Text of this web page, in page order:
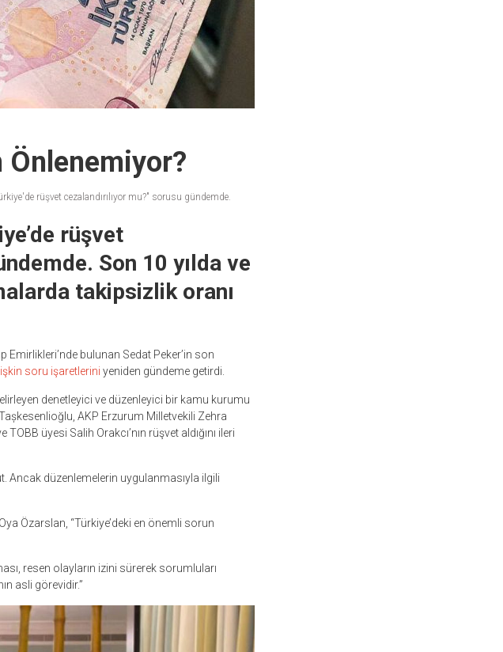
Önlenemiyor?
rüşvet cezalandırılıyor mu?" sorusu gündemde.
rüşvet
Son 10 yılda ve
takipsizlik oranı
bulunan Sedat Peker’in son
soru işaretlerini yeniden gündeme getirdi.
denetleyici ve düzenleyici bir kamu kurumu
AKP Erzurum Milletvekili Zehra
üyesi Salih Orakcı’nın rüşvet aldığını ileri
Ancak düzenlemelerin uygulanmasıyla ilgili
Özarslan, “Türkiye’deki en önemli sorun
resen olayların izini sürerek sorumluları
asli görevidir.”